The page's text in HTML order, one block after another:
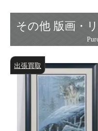
その他 版画・
出張買取